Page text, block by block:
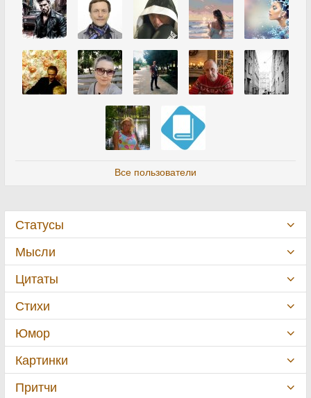
Все пользователи
Статусы
Мысли
Цитаты
Стихи
Юмор
Картинки
Притчи